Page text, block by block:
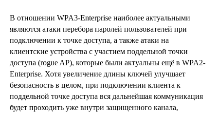
В отношении WPA3-Enterprise наиболее актуальными
являются атаки перебора паролей пользователей при
подключении к точке доступа, а также атаки на
клиентские устройства с участием поддельной точки
доступа (rogue AP), которые были актуальны ещё в WPA2-
Enterprise. Хотя увеличение длины ключей улучшает
безопасность в целом, при подключении клиента к
поддельной точке доступа вся дальнейшая коммуникация
будет проходить уже внутри защищенного канала,